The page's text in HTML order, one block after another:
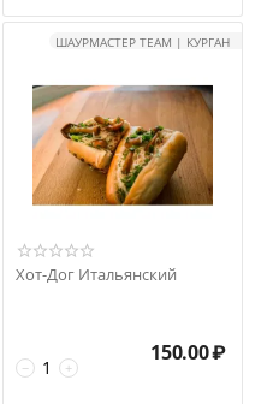
ШАУРМАСТЕР TEAM | КУРГАН
Хот-Дог Итальянский
+
−
150.00₽